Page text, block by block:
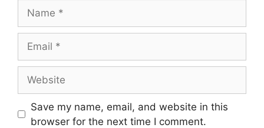
Save my name, email, and website in this
browser for the next time I comment.